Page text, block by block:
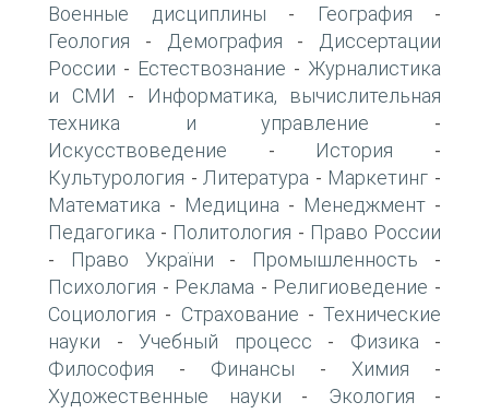
Военные дисциплины - География -
Геология - Демография -
Диссертации
России - Естествознание - Журналистика
и СМИ -
Информатика, вычислительная
техника и управление -
Искусствоведение - История -
Культурология - Литература - Маркетинг -
Математика - Медицина - Менеджмент -
Педагогика - Политология - Право России
- Право України - Промышленность -
Психология - Реклама - Религиоведение -
Социология - Страхование - Технические
науки - Учебный процесс - Физика -
Философия - Финансы - Химия -
Художественные науки - Экология -